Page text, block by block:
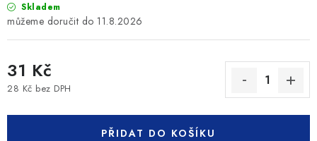
Skladem
11.8.2026
31 Kč
28 Kč bez DPH
PŘIDAT DO KOŠÍKU